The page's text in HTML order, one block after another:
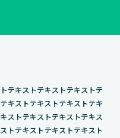
テキストテキストテキストテ
キストテキストテキストテキ
ストテキストテキストテキス
トテキストテキストテキスト